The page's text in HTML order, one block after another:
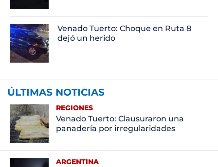
Venado Tuerto: Choque en Ruta 8
dejó un herido
ÚLTIMAS NOTICIAS
REGIONES
Venado Tuerto: Clausuraron una
panadería por irregularidades
ARGENTINA